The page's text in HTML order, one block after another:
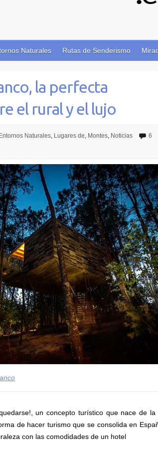
Naturales Rutas de Senderismo
la perfecta
el rural y el lujo
Entornos Naturales, Lugares de, Montes, Noticias
6
un concepto turístico que nace de la
de hacer turismo que se consolida en
con las comodidades de un hotel